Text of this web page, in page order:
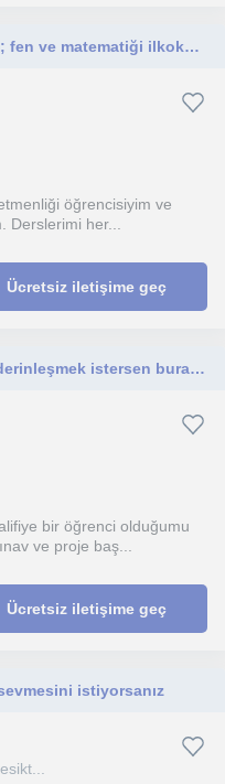
Boğaziçi Fen Bilgisi öğrencisiyim; fen ve matematiği ilkokul ve ortaokul öğrencilerine eğlenceli yöntemlerle anlatıyorum.
öğrencisiyim ve
her...
Ücretsiz iletişime geç
Matematik ve Geometri üzerinde derinleşmek istersen buradayım. Zamanında bunların çok derinlerine indim, paylaşmak isterim.
bir öğrenci olduğumu
ve proje baş...
Ücretsiz iletişime geç
istiyorsanız